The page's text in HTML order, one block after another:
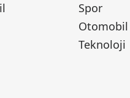
Spor
Otomobil
Teknoloji